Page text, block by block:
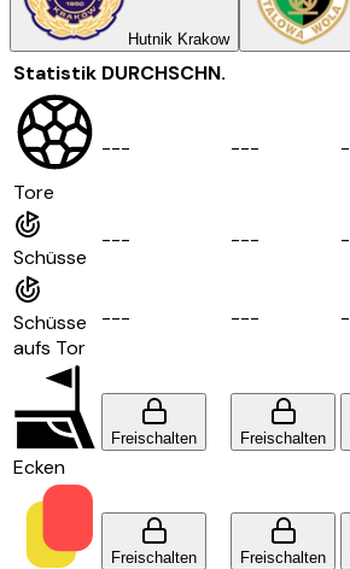
Hutnik Krakow
Statistik DURCHSCHN.
Tore
--- --- -
Schüsse
--- --- -
Schüsse
aufs Tor
--- --- -
Ecken
Freischalten Freischalten
Freischalten Freischalten